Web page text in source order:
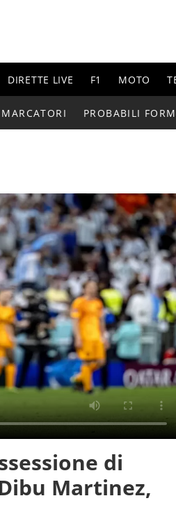
DIRETTE LIVE F1 MOTO
MARCATORI PROBABILI
di
Martinez,